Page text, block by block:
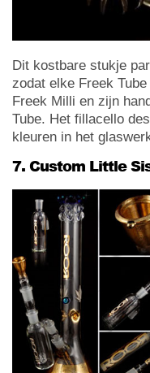
Dit kostbare stukje
zodat elke Freek
Freek Milli en zijn
Tube. Het fillacello
kleuren in het
7. Custom Little